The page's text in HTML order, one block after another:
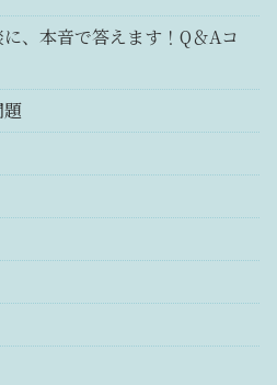
、本音で答えます！Q＆Aコ
題